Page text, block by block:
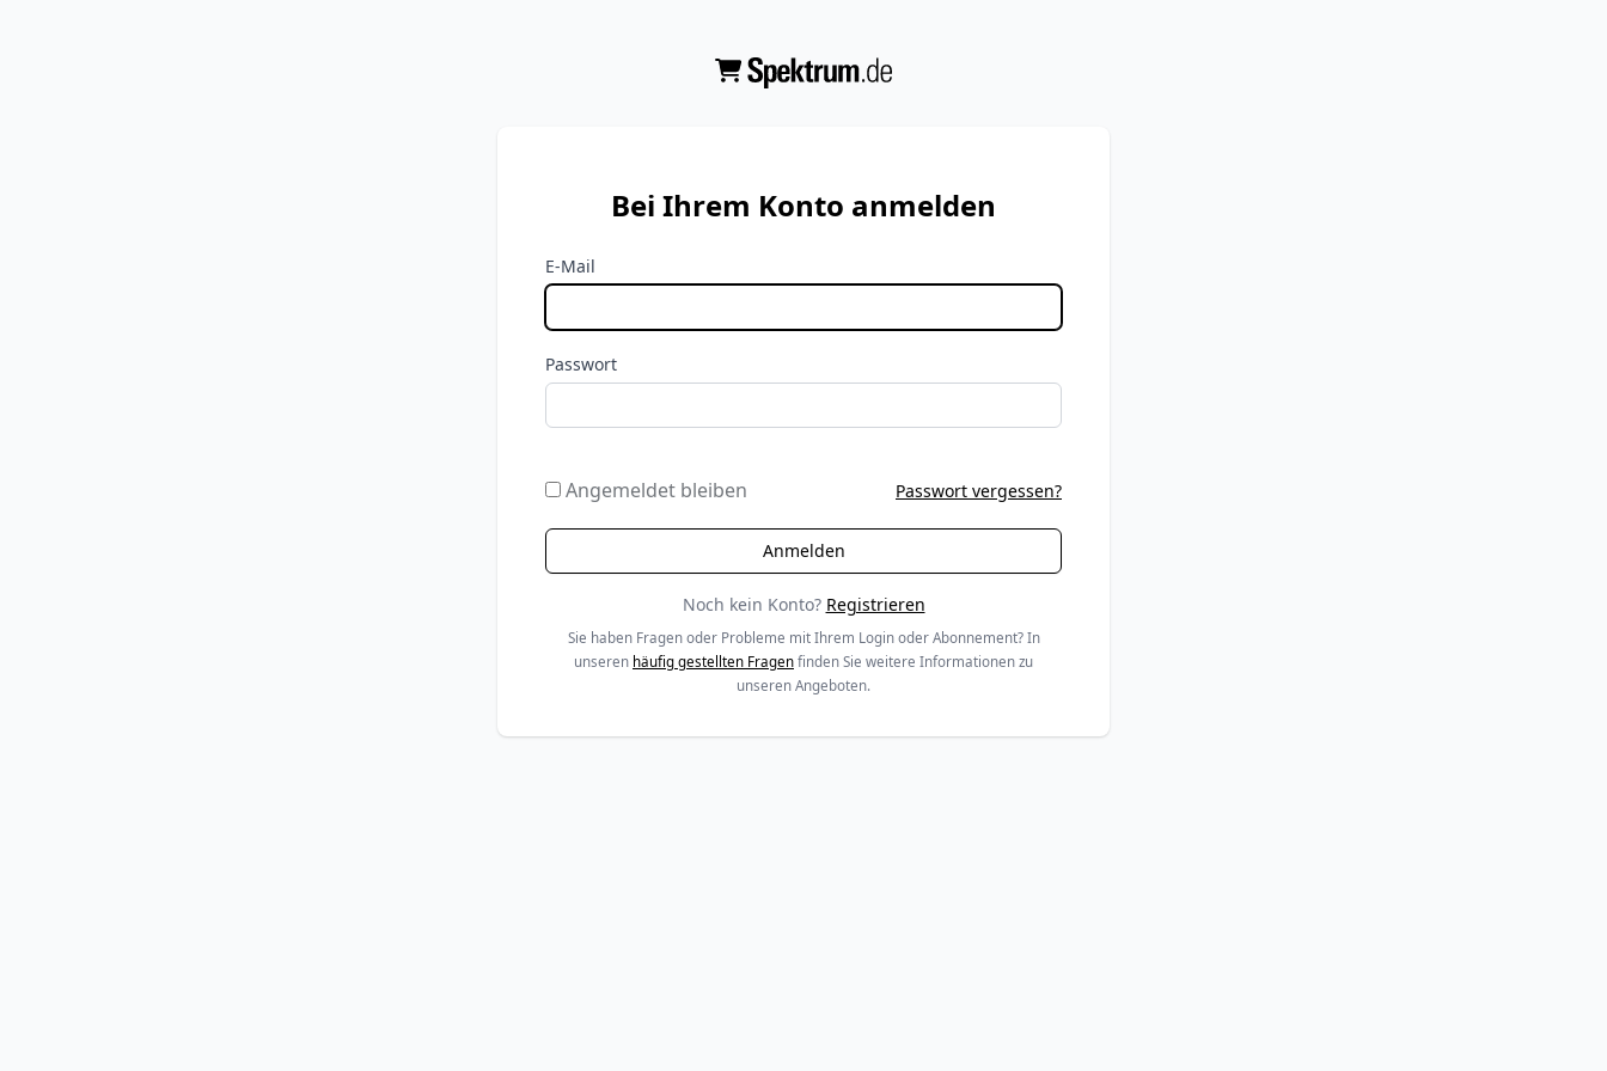
Bei Ihrem Konto anmelden
E-Mail
Passwort
Angemeldet bleiben Passwort vergessen?
Noch kein Konto? Registrieren
Sie haben Fragen oder Probleme mit Ihrem Login oder Abonnement? In
unseren häufig gestellten Fragen finden Sie weitere Informationen zu
unseren Angeboten.